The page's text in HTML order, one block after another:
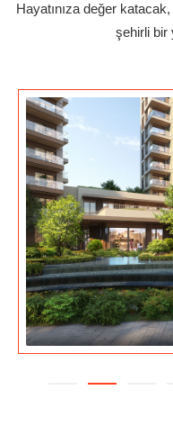
Hayatınıza değer
şehirli bir